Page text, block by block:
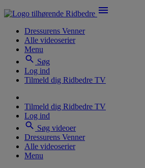
menu
Dressurens Venner
Alle videoserier
Menu
search Søg
Log ind
Tilmeld dig Ridbedre TV
Tilmeld dig Ridbedre TV
Log ind
search Søg videoer
Dressurens Venner
Alle videoserier
Menu